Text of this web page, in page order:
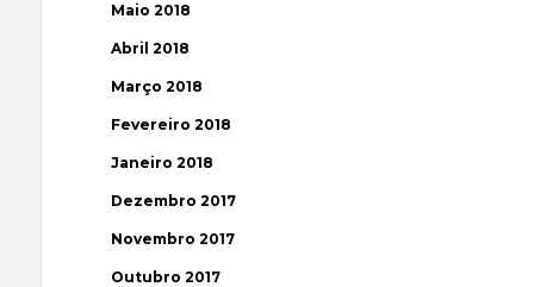
Maio 2018
Abril 2018
Março 2018
Fevereiro 2018
Janeiro 2018
Dezembro 2017
Novembro 2017
Outubro 2017